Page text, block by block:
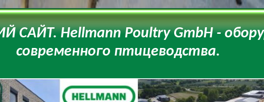
САЙТ. Hellmann Poultry GmbH -
современного птицеводства.